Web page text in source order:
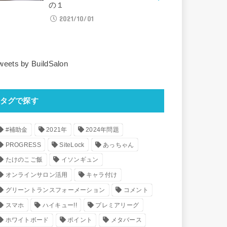
の１
2021/10/01
by BuildSalon
タグで探す
#補助金 2021年 2024年問題
PROGRESS SiteLock あっちゃん
たけのこご飯 イソンギュン
オンラインサロン活用 キャラ付け
グリーントランスフォーメーション コメント
スマホ ハイキュー!! プレミアリーグ
ホワイトボード ポイント メタバース